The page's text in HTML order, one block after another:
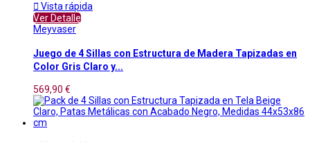
 Vista rápida
Ver Detalle
Meyvaser
Juego de 4 Sillas con Estructura de Madera Tapizadas en
Color Gris Claro y...
569,90 €